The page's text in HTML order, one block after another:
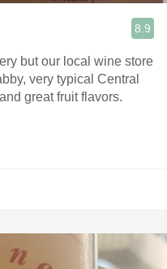
8.9
but our local wine store
very typical Central
great fruit flavors.